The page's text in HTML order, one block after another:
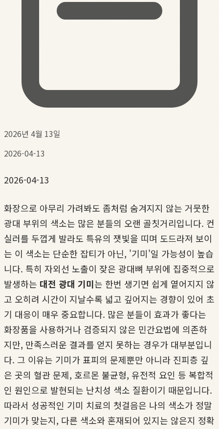
2026년 4월 13일
2026-04-13
2026-04-13
화장으로 아무리 가려봐도 좀처럼 숨겨지지 않는 거뭇한
광대 부위의 색소는 많은 분들의 오랜 골칫거리입니다. 컨
실러를 두껍게 발라도 특유의 잿빛을 띠며 도드라져 보이
는 이 색소는 단순한 잡티가 아닌, '기미'일 가능성이 높습
니다. 특히 자외선 노출이 잦은 광대뼈 부위에 집중적으로
발생하는 대전 광대 기미는 한번 생기면 쉽게 옅어지지 않
고 오히려 시간이 지날수록 넓고 깊어지는 경향이 있어 초
기 대응이 매우 중요합니다. 많은 분들이 효과가 좋다는
화장품을 사용하거나 검증되지 않은 민간요법에 의존하
지만, 만족스러운 결과를 얻지 못하는 경우가 대부분입니
다. 그 이유는 기미가 표피의 문제뿐만 아니라 진피층 깊
은 곳의 혈관 문제, 호르몬 불균형, 유전적 요인 등 복합적
인 원인으로 발현되는 난치성 색소 질환이기 때문입니다.
따라서 성공적인 기미 치료의 첫걸음은 나의 색소가 정말
기미가 맞는지, 다른 색소와 혼재되어 있지는 않은지 정확